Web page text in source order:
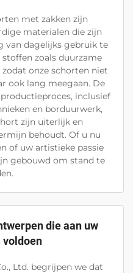
met zakken zijn
materialen die zijn
van dagelijks gebruik te
zoals duurzame
onze schorten niet
ook lang meegaan. De
inclusief
en borduurwerk,
zijn uiterlijk en
behoudt. Of u nu
of uw artistieke passie
gebouwd om stand te
die aan uw
voldoen
Ltd. begrijpen we dat